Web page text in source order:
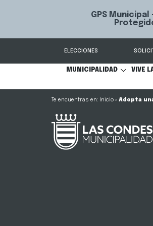
GPS Municipal
ELECCIONES
MUNICIPALIDAD VIVE
Inicio » Adopta